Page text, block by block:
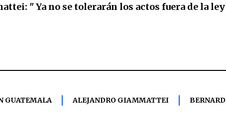
" Ya no se tolerarán los actos fuera de la
GUATEMALA ALEJANDRO GIAMMATTEI